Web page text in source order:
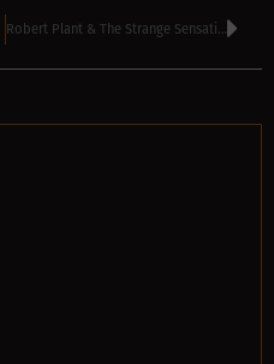
Robert Plant & The Strange Sensation – Kaliakra Stadium, Kavarna, Bulgaria